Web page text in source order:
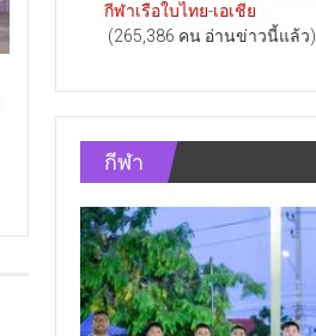
กีฬาเรือใบไทย-เอเชีย
(265,386 คน อ่านข่าวนี้แล้ว)
กีฬา